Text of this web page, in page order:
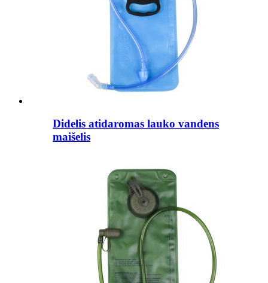
Didelis atidaromas lauko vandens
maišelis